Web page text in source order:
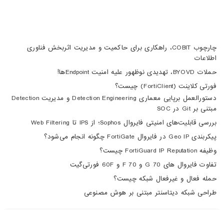
چارچوب COBIT، راهکاری برای حاکمیت و مدیریت اثربخش فناوری
اطلاعات
حملات BYOVD، تهدیدی نوظهور علیه امنیت Endpointها!
فورتی کلاینت (FortiClient) چیست؟
دستورالعمل برپایی معماری Detection Engineering و مدیریت Detection
مبتنی بر Git در SOC
بررسی قابلیت‌های امنیتی فایروال Sophos؛ از IPS تا Web Filtering
پیکربندی Geo IP در فایروال FortiGate چگونه انجام می‌شود؟
وظیفه FortiGuard IP Reputation چیست؟
تفاوت فایروال های 70 G و 70 F و 60F فورتی‌گیت
حمله فعال و غیرفعال شبکه چیست؟
طراحی شبکه دیتاسنتر مبتنی بر هوش مصنوعی